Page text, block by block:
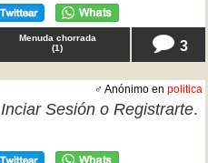
Menuda chorrada
(1) 3
♂ Anónimo en politica
Inciar Sesión o Registrarte.